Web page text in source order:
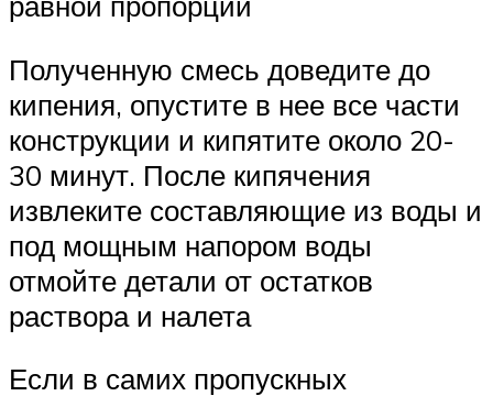
Полученную смесь доведите до
кипения, опустите в нее все части
конструкции и кипятите около 20-
30 минут. После кипячения
извлеките составляющие из воды и
под мощным напором воды
отмойте детали от остатков
раствора и налета
Если в самих пропускных